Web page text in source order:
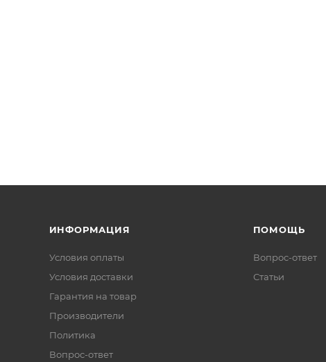
ИНФОРМАЦИЯ
Условия оплаты
Условия доставки
Гарантия на товар
Производители
Политика
Вопрос-ответ
ПОМОЩЬ
Вопрос-ответ
Статьи